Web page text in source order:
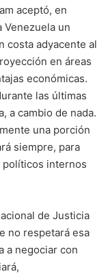
aceptó, en
un
costa adyacente al
en áreas
económicas.
las últimas
a cambio de nada.
una porción
siempre, para
internos
de Justicia
no respetará esa
a negociar con